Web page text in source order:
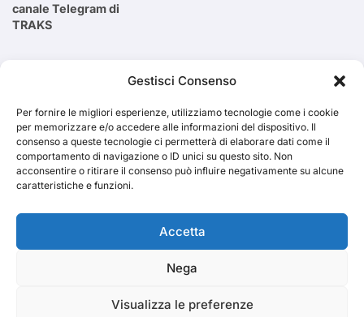
Gestisci Consenso
Per fornire le migliori esperienze, utilizziamo tecnologie come i cookie
per memorizzare e/o accedere alle informazioni del dispositivo. Il
consenso a queste tecnologie ci permetterà di elaborare dati come il
comportamento di navigazione o ID unici su questo sito. Non
acconsentire o ritirare il consenso può influire negativamente su alcune
caratteristiche e funzioni.
Accetta
Nega
Visualizza le preferenze
canale Telegram di
TRAKS
Cerca
TRAKS
Dal 2014 musica indipendente ed emergente